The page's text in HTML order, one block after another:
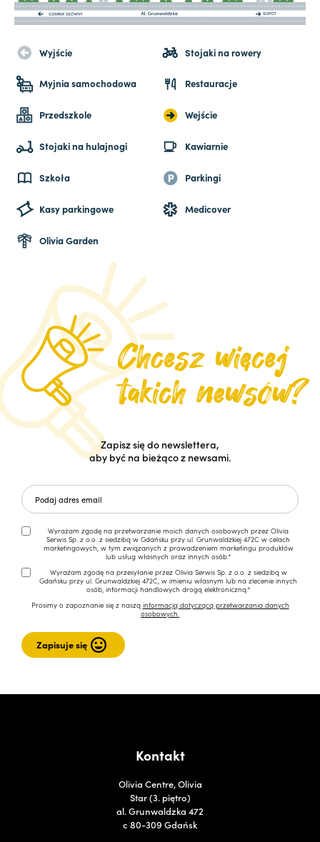
Wyjście Stojaki na rowery
Myjnia samochodowa Restauracje
Przedszkole Wejście
Stojaki na hulajnogi Kawiarnie
Szkoła Parkingi
Kasy parkingowe Medicover
Olivia Garden
Zapisz się do newslettera,
aby być na bieżąco z newsami.
Wyrażam zgodę na przetwarzanie moich danych osobowych przez Olivia
Serwis Sp. z o.o. z siedzibą w Gdańsku przy ul. Grunwaldzkiej 472C w celach
marketingowych, w tym związanych z prowadzeniem marketingu produktów
lub usług własnych oraz innych osób.*
Wyrażam zgodę na przesyłanie przez Olivia Serwis Sp. z o.o. z siedzibą w
Gdańsku przy ul. Grunwaldzkiej 472C, w imieniu własnym lub na zlecenie innych
osób, informacji handlowych drogą elektroniczną.*
Prosimy o zapoznanie się z naszą informacją dotyczącą przetwarzania danych
osobowych.
Kontakt
Olivia Centre, Olivia
Star (3. piętro)
al. Grunwaldzka 472
c 80-309 Gdańsk